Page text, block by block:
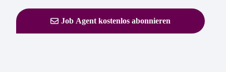
Job Agent kostenlos abonnieren